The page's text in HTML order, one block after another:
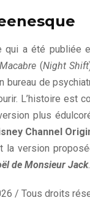
qui a été publiée
(Night Shift
de
L’histoire est
plus
Channel
la version
de Monsieur Jack.
/ Tous droits